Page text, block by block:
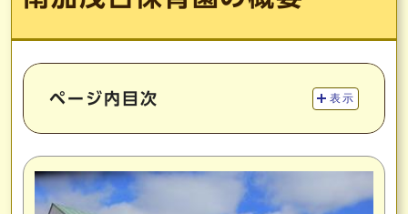
ページ内目次 表示